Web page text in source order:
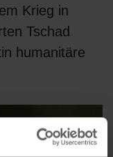
Krieg in
Tschad
humanitäre